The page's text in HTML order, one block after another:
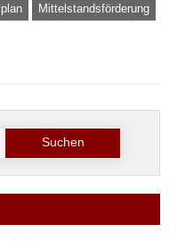
Mittelstandsförderung